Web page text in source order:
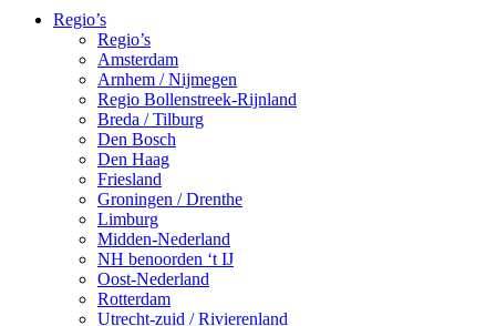
Regio’s
Regio’s
Amsterdam
Arnhem / Nijmegen
Regio Bollenstreek-Rijnland
Breda / Tilburg
Den Bosch
Den Haag
Friesland
Groningen / Drenthe
Limburg
Midden-Nederland
NH benoorden ‘t IJ
Oost-Nederland
Rotterdam
Utrecht-zuid / Rivierenland